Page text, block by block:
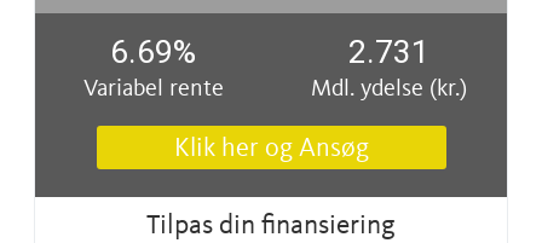
6.69%
Variabel rente
2.731
Mdl. ydelse (kr.)
Klik her og Ansøg
Tilpas din finansiering